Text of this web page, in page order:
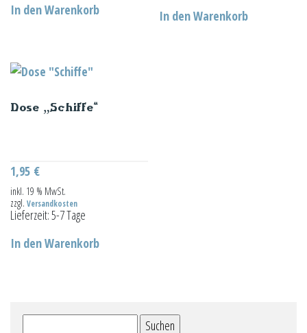
In den Warenkorb
In den Warenkorb
Dose „Schiffe“
1,95 €
inkl. 19 % MwSt.
zzgl. Versandkosten
Lieferzeit:5-7 Tage
In den Warenkorb